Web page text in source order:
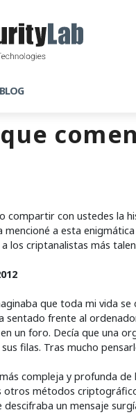
BLOG
compartir con ustedes la
mencioné a esta
los criptanalistas más
que toda mi vida
sentado frente al
un foro. Decía que una
filas. Tras mucho
compleja y profunda
otros métodos
descifraba un mensaje